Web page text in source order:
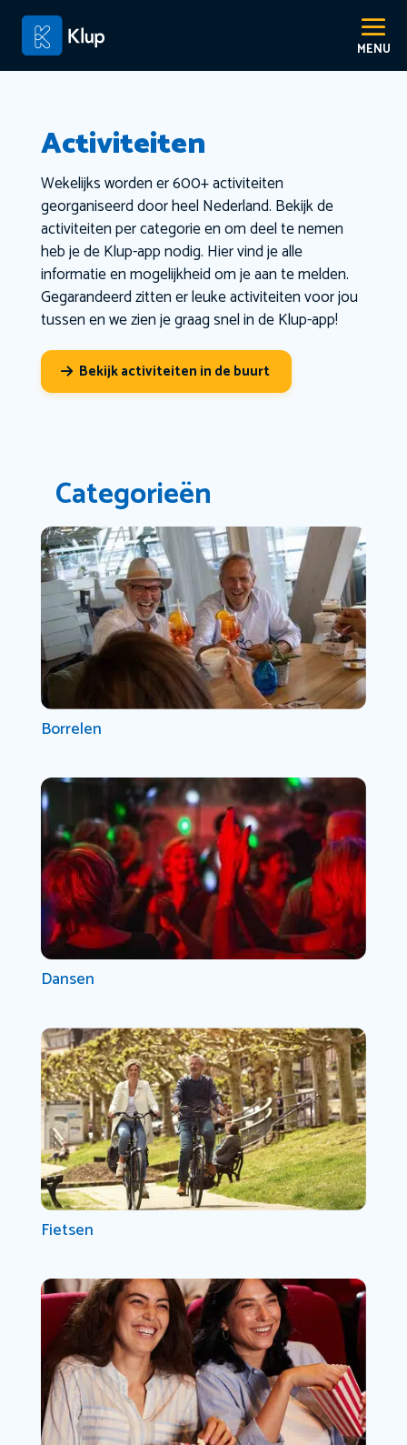
Activiteiten
Wekelijks worden er 600+ activiteiten
georganiseerd door heel Nederland. Bekijk de
activiteiten per categorie en om deel te nemen
heb je de Klup-app nodig. Hier vind je alle
informatie en mogelijkheid om je aan te melden.
Gegarandeerd zitten er leuke activiteiten voor jou
tussen en we zien je graag snel in de Klup-app!
Bekijk activiteiten in de buurt
Categorieën
Borrelen
Dansen
Fietsen